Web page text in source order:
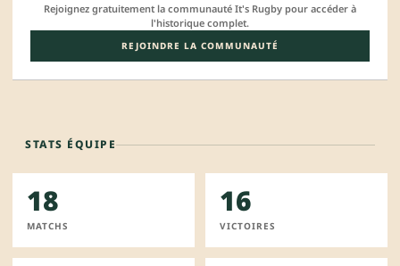
Rejoignez gratuitement la communauté It's Rugby pour accéder à
l'historique complet.
REJOINDRE LA COMMUNAUTÉ
STATS ÉQUIPE
18
MATCHS
16
VICTOIRES